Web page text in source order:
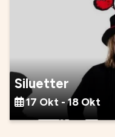
Siluetter
17 Okt - 18 Okt